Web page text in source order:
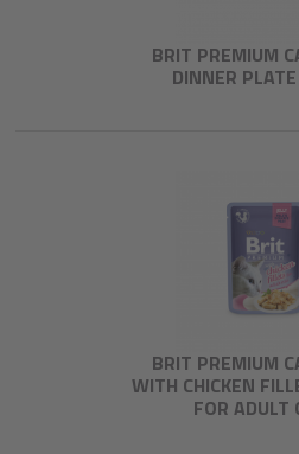
BRIT PREMIUM
DINNER
BRIT PREMIUM
WITH CHICKEN
FOR ADULT